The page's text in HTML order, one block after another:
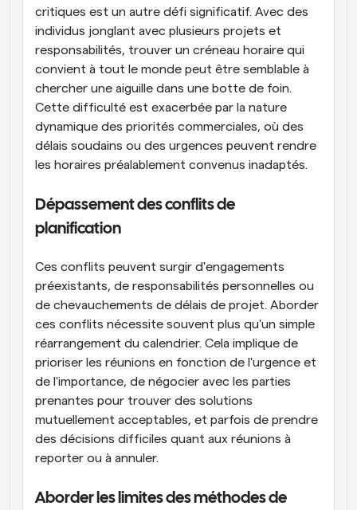
critiques est un autre défi significatif. Avec des
individus jonglant avec plusieurs projets et
responsabilités, trouver un créneau horaire qui
convient à tout le monde peut être semblable à
chercher une aiguille dans une botte de foin.
Cette difficulté est exacerbée par la nature
dynamique des priorités commerciales, où des
délais soudains ou des urgences peuvent rendre
les horaires préalablement convenus inadaptés.
Dépassement des conflits de
planification
Ces conflits peuvent surgir d'engagements
préexistants, de responsabilités personnelles ou
de chevauchements de délais de projet. Aborder
ces conflits nécessite souvent plus qu'un simple
réarrangement du calendrier. Cela implique de
prioriser les réunions en fonction de l'urgence et
de l'importance, de négocier avec les parties
prenantes pour trouver des solutions
mutuellement acceptables, et parfois de prendre
des décisions difficiles quant aux réunions à
reporter ou à annuler.
Aborder les limites des méthodes de